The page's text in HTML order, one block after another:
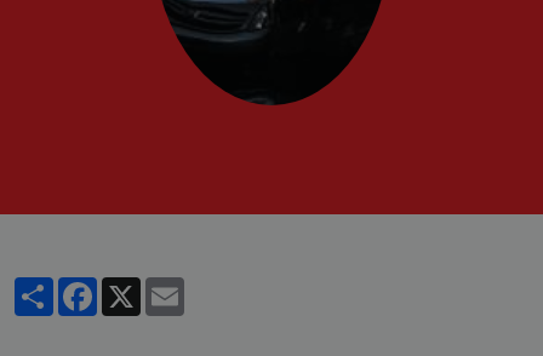
PartagerFacebook
X